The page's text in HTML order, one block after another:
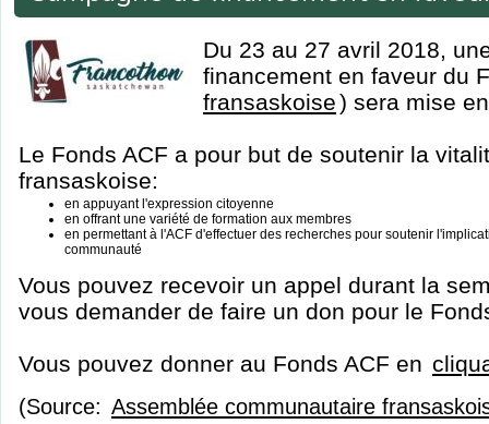
Du 23 au 27 avril 2018,
financement en faveur du
fransaskoise) sera mise
Le Fonds ACF a pour but de soutenir la
fransaskoise:
en appuyant l'expression citoyenne
en offrant une variété de formation aux membres
en permettant à l'ACF d'effectuer des recherches pour soutenir
communauté
Vous pouvez recevoir un appel durant la
vous demander de faire un don pour le
Vous pouvez donner au Fonds ACF en
(Source: Assemblée communautaire